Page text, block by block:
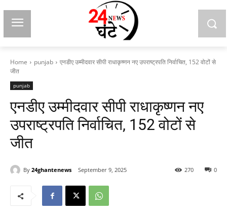
Home punjab
एनडीए उम्मीदवार सीपी राधाकृष्णन नए उपराष्ट्रपति निर्वाचित, 152 वोटों से
जीत
punjab
एनडीए उम्मीदवार सीपी राधाकृष्णन नए
उपराष्ट्रपति निर्वाचित, 152 वोटों से
जीत
By 24ghantenews September 9, 2025 0
270